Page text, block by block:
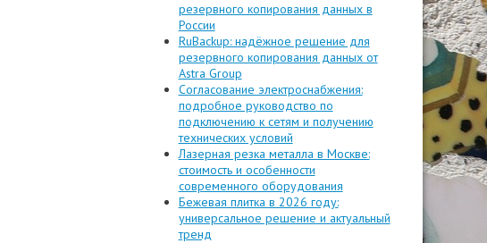
резервного копирования данных в
России
RuBackup: надёжное решение для
резервного копирования данных от
Astra Group
Согласование электроснабжения:
подробное руководство по
подключению к сетям и получению
технических условий
Лазерная резка металла в Москве:
стоимость и особенности
современного оборудования
Бежевая плитка в 2026 году:
универсальное решение и актуальный
тренд